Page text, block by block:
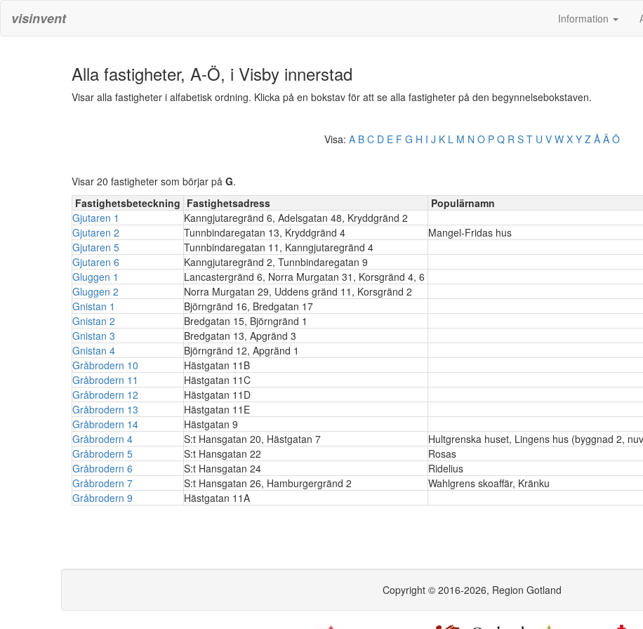
visinvent Information
Alla fastigheter, A-Ö, i Visby innerstad
Visar alla fastigheter i alfabetisk ordning. Klicka på en bokstav för att se alla fastigheter på den begynnelsebokstaven.
Visa: A B C D E F G H I J K L M N O P Q R S T U V W X Y Z Å Ä Ö
Visar 20 fastigheter som börjar på G.
Fastighetsbeteckning Fastighetsadress
Populärnamn
Gjutaren 1
Kanngjutaregränd 6, Adelsgatan 48, Kryddgränd 2
Gjutaren 2
Tunnbindaregatan 13, Kryddgränd 4
Mangel-Fridas hus
Gjutaren 5
Tunnbindaregatan 11, Kanngjutaregränd 4
Gjutaren 6
Kanngjutaregränd 2, Tunnbindaregatan 9
Gluggen 1
Lancastergränd 6, Norra Murgatan 31, Korsgränd 4, 6
Gluggen 2
Norra Murgatan 29, Uddens gränd 11, Korsgränd 2
Gnistan 1
Björngränd 16, Bredgatan 17
Gnistan 2
Bredgatan 15, Björngränd 1
Gnistan 3
Bredgatan 13, Apgränd 3
Gnistan 4
Björngränd 12, Apgränd 1
Gråbrodern 10
Hästgatan 11B
Gråbrodern 11
Hästgatan 11C
Gråbrodern 12
Hästgatan 11D
Gråbrodern 13
Hästgatan 11E
Gråbrodern 14
Hästgatan 9
Gråbrodern 4
S:t Hansgatan 20, Hästgatan 7
Hultgrenska huset, Lingens hus (byggnad 2,
Gråbrodern 5
S:t Hansgatan 22
Rosas
Gråbrodern 6
S:t Hansgatan 24
Ridelius
Gråbrodern 7
S:t Hansgatan 26, Hamburgergränd 2
Wahlgrens skoaffär, Kränku
Gråbrodern 9
Hästgatan 11A
Copyright © 2016-2026, Region Gotland